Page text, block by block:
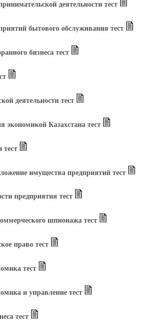
деятельности тест
бытового обслуживания тест
бизнеса тест
деятельности тест
экономикой Казахстана тест
тест
имущества предприятий тест
предприятия тест
шпионажа тест
право тест
тест
и управление тест
тест